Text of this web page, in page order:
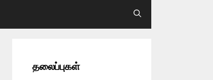
தலைப்புகள்